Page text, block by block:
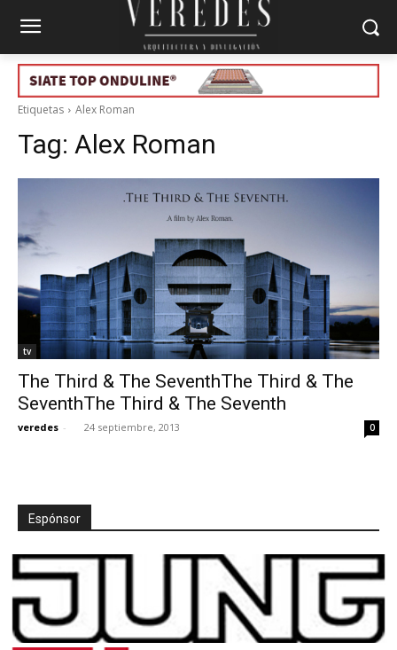
Etiquetas Alex Roman
Tag: Alex Roman
tv
The Third & The SeventhThe Third & The
SeventhThe Third & The Seventh
veredes - 24 septiembre, 2013 0
Espónsor